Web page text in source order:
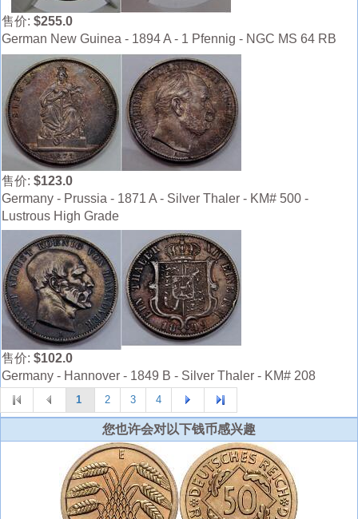
售价: $255.0
German New Guinea - 1894 A - 1 Pfennig - NGC MS 64 RB
售价: $123.0
Germany - Prussia - 1871 A - Silver Thaler - KM# 500 -
Lustrous High Grade
售价: $102.0
Germany - Hannover - 1849 B - Silver Thaler - KM# 208
1 2 3 4
您也许会对以下钱币感兴趣